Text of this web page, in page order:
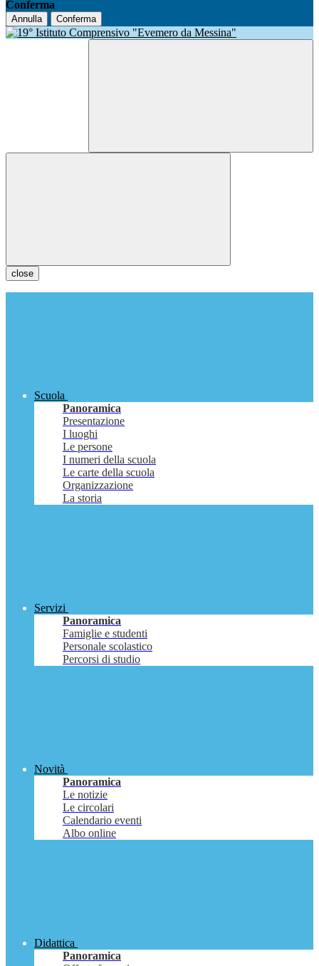
Conferma
Annulla Conferma
close
Scuola
Panoramica
Presentazione
I luoghi
Le persone
I numeri della scuola
Le carte della scuola
Organizzazione
La storia
Servizi
Panoramica
Famiglie e studenti
Personale scolastico
Percorsi di studio
Novità
Panoramica
Le notizie
Le circolari
Calendario eventi
Albo online
Didattica
Panoramica